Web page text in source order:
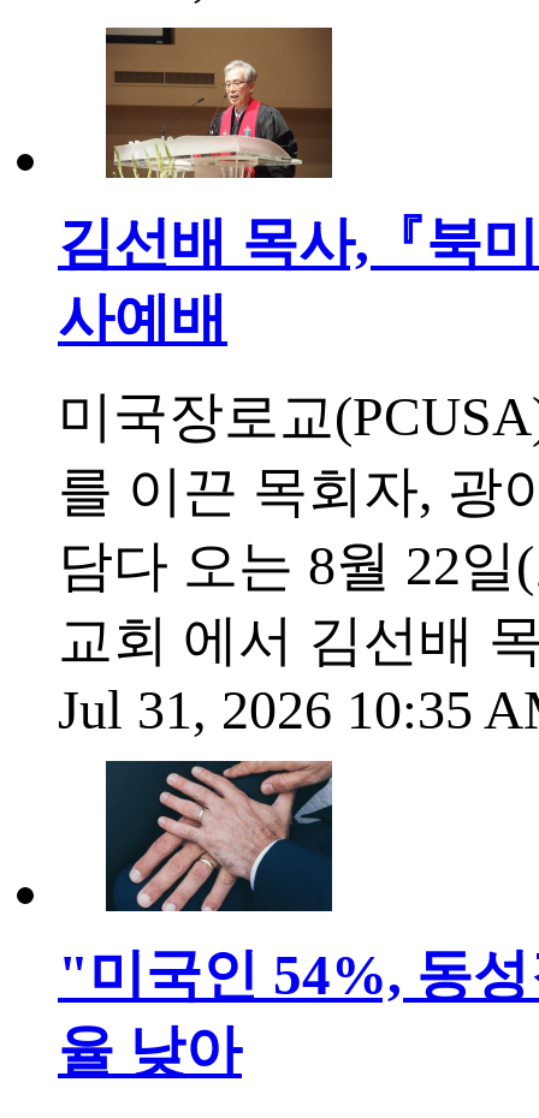
김선배 목사,『북
사예배
미국장로교
를 이끈 목회자, 광
담다 오는 8월 22
교회 에서 김선배
Jul 31, 2026 10:35
"미국인 54%, 동
율 낮아